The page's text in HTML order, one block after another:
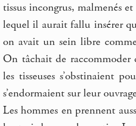
tissus incongrus, malmenés
lequel il aurait fallu insérer
on avait un sein libre
On tâchait de raccommoder
les tisseuses s’obstinaient
s’endormaient sur leur
Les hommes en prennent